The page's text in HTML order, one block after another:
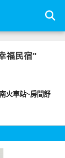
福民宿"
火車站~房間舒